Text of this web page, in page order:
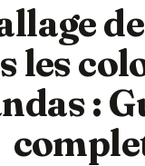
les
: